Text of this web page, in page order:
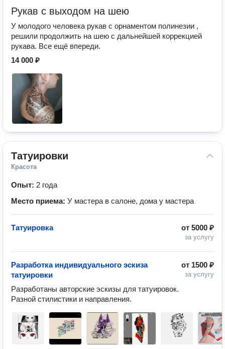
Рукав с выходом на шею
У молодого человека рукав с орнаментом полинезии ,
решили продолжить на шею с дальнейшей коррекцией
рукава. Все ещё впереди.
14 000 ₽
Татуировки
Красота
Опыт: 2 года
Место приема: У мастера в салоне, дома у мастера
от 5000 ₽
за услугу
Татуировка
от 1500 ₽
за услугу
Разработка индивидуального эскиза
татуировки
Разработаны авторские эскизы для татуировок.
Разной стилистики и направления.